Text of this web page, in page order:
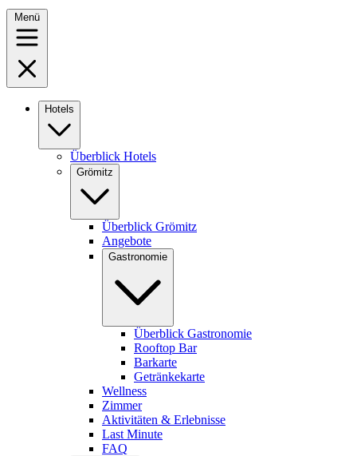
Menü
Hotels
Überblick Hotels
Grömitz
Überblick Grömitz
Angebote
Gastronomie
Überblick Gastronomie
Rooftop Bar
Barkarte
Getränkekarte
Wellness
Zimmer
Aktivitäten & Erlebnisse
Last Minute
FAQ